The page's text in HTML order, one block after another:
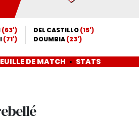
(63')
(71')
DEL CASTILLO(15')
DOUMBIA(23')
DE MATCH STATS